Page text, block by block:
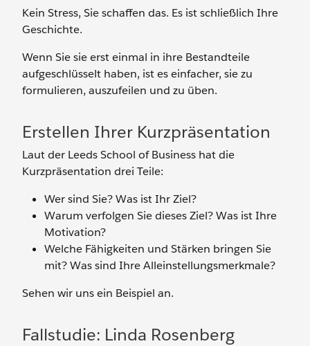
Kein Stress, Sie schaffen das. Es ist schließlich Ihre
Geschichte.
Wenn Sie sie erst einmal in ihre Bestandteile
aufgeschlüsselt haben, ist es einfacher, sie zu
formulieren, auszufeilen und zu üben.
Erstellen Ihrer Kurzpräsentation
Laut der Leeds School of Business hat die
Kurzpräsentation drei Teile:
Wer sind Sie? Was ist Ihr Ziel?
Warum verfolgen Sie dieses Ziel? Was ist Ihre
Motivation?
Welche Fähigkeiten und Stärken bringen Sie
mit? Was sind Ihre Alleinstellungsmerkmale?
Sehen wir uns ein Beispiel an.
Fallstudie: Linda Rosenberg